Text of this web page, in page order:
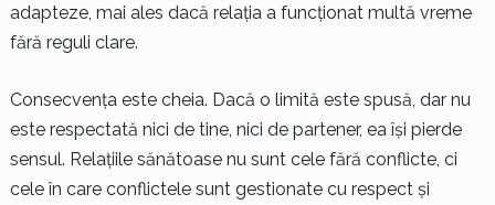
adapteze, mai ales dacă relația a funcționat multă vreme
fără reguli clare.
Consecvența este cheia. Dacă o limită este spusă, dar nu
este respectată nici de tine, nici de partener, ea își pierde
sensul. Relațiile sănătoase nu sunt cele fără conflicte, ci
cele în care conflictele sunt gestionate cu respect și